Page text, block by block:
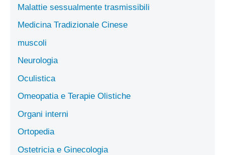
Malattie sessualmente trasmissibili
Medicina Tradizionale Cinese
muscoli
Neurologia
Oculistica
Omeopatia e Terapie Olistiche
Organi interni
Ortopedia
Ostetricia e Ginecologia